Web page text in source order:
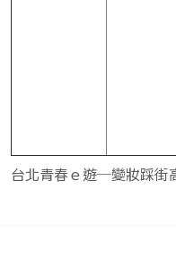
台北青春ｅ遊─變妝踩街